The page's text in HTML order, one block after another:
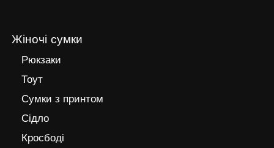
Жіночі сумки
Рюкзаки
Тоут
Сумки з принтом
Сідло
Кросбоді